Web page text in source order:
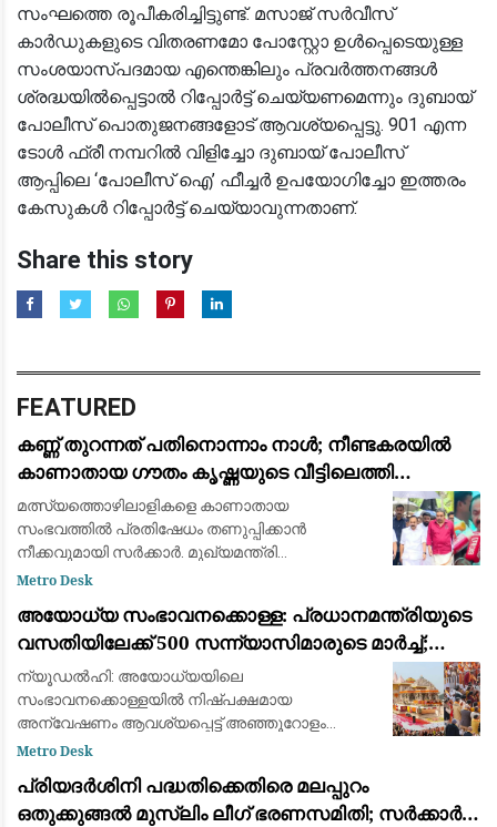
സംഘത്തെ രൂപീകരിച്ചിട്ടുണ്ട്. മസാജ് സർവീസ്
കാർഡുകളുടെ വിതരണമോ പോസ്റ്റോ ഉൾപ്പെടെയുള്ള
സംശയാസ്പദമായ എന്തെങ്കിലും പ്രവർത്തനങ്ങൾ
ശ്രദ്ധയിൽപ്പെട്ടാൽ റിപ്പോർട്ട് ചെയ്യണമെന്നും ദുബായ്
പോലീസ് പൊതുജനങ്ങളോട് ആവശ്യപ്പെട്ടു. 901 എന്ന
ടോൾ ഫ്രീ നമ്പറിൽ വിളിച്ചോ ദുബായ് പോലീസ്
ആപ്പിലെ ‘പോലീസ് ഐ’ ഫീച്ചർ ഉപയോഗിച്ചോ ഇത്തരം
കേസുകൾ റിപ്പോർട്ട് ചെയ്യാവുന്നതാണ്.
Share this story
FEATURED
കണ്ണ് തുറന്നത് പതിനൊന്നാം നാള്‍; നീണ്ടകരയില്‍
കാണാതായ ഗൗതം കൃഷ്ണയുടെ വീട്ടിലെത്തി
മുഖ്യമന്ത്രി വി ഡി സതീശന്‍
മത്സ്യത്തൊഴിലാളികളെ കാണാതായ
സംഭവത്തിൽ പ്രതിഷേധം തണുപ്പിക്കാൻ
നീക്കവുമായി സർക്കാർ. മുഖ്യമന്ത്രി
വി.ഡി.സതീശൻ നീണ്ടകരയിൽ കടലിൽ
ഷിബു ബേബി ജോണും മുഖ്യമന്ത്രിക
Metro Desk
അയോധ്യ സംഭാവനക്കൊള്ള: പ്രധാനമന്ത്രിയുടെ
വസതിയിലേക്ക് 500 സന്ന്യാസിമാരുടെ മാർച്ച്;
സമഗ്ര അന്വേഷണം ആവശ്യപ്പെട്ട് പ്രതിഷേധം
ന്യൂഡൽഹി: അയോധ്യയിലെ
സംഭാവനക്കൊള്ളയിൽ നിഷ്പക്ഷമായ
അന്വേഷണം ആവശ്യപ്പെട്ട് അഞ്ഞൂറോളം
സന്ന്യാസിമാരും മതനേതാക്കളും തിങ്കളാഴ്ച
വസതിയിലേക്ക് പ്രതിഷേധ മാർച്ച് നടത്തുന്നു. കമ്
Metro Desk
പ്രിയദർശിനി പദ്ധതിക്കെതിരെ മലപ്പുറം
ഒതുക്കുങ്ങൽ മുസ്ലിം ലീഗ് ഭരണസമിതി; സർക്കാർ